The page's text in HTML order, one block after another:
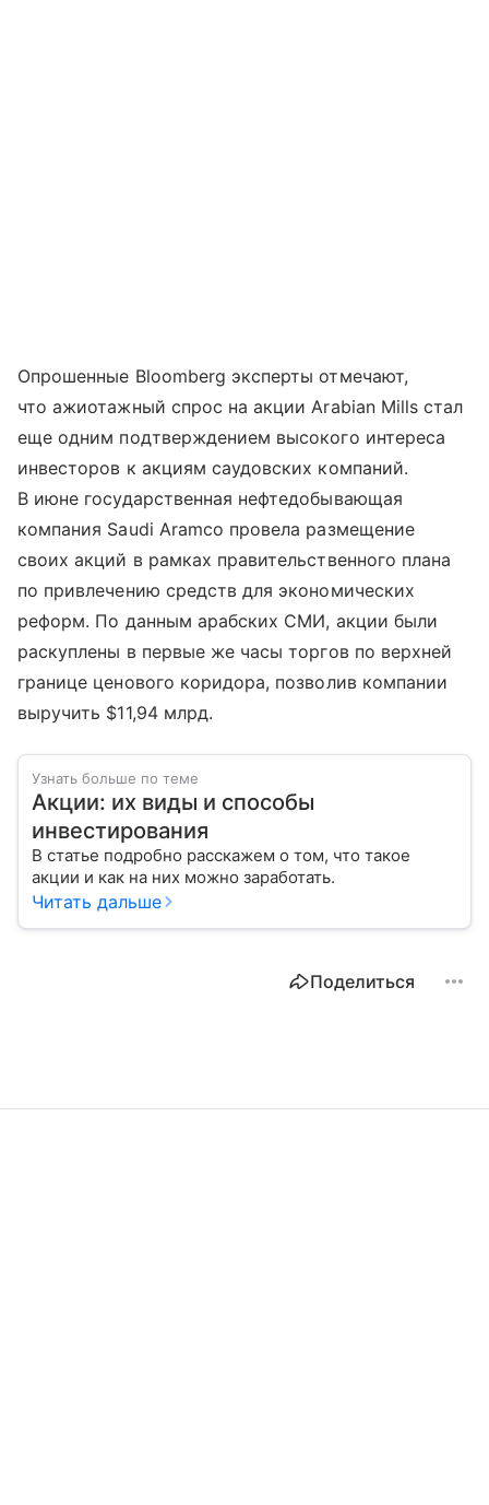
Опрошенные Bloomberg эксперты отмечают,
что ажиотажный спрос на акции Arabian Mills стал
еще одним подтверждением высокого интереса
инвесторов к акциям саудовских компаний.
В июне государственная нефтедобывающая
компания Saudi Aramco провела размещение
своих акций в рамках правительственного плана
по привлечению средств для экономических
реформ. По данным арабских СМИ, акции были
раскуплены в первые же часы торгов по верхней
границе ценового коридора, позволив компании
выручить $11,94 млрд.
Узнать больше по теме
Акции: их виды и способы
инвестирования
В статье подробно расскажем о том, что такое
акции и как на них можно заработать.
Читать дальше
Поделиться